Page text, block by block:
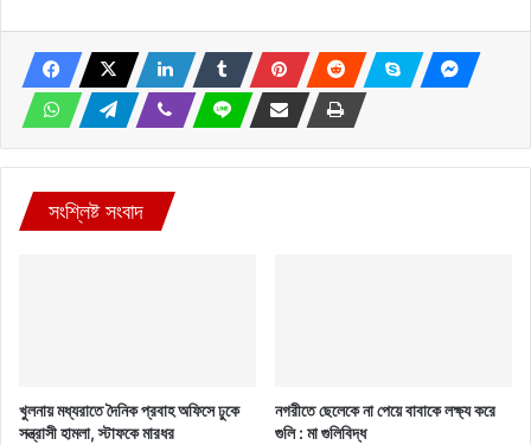
সংশ্লিষ্ট সংবাদ
খুলনায় মধ্যরাতে দৈনিক প্রবাহ অফিসে ঢুকে
সন্ত্রাসী হামলা, স্টাফকে মারধর
নগরীতে ছেলেকে না পেয়ে বাবাকে লক্ষ্য করে
গুলি : মা গুলিবিদ্ধ